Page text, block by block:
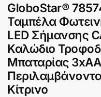
GloboStar®
Ταμπέλα
LED Σήμανσης
Καλώδιο
Μπαταρίας
Κίτρινο